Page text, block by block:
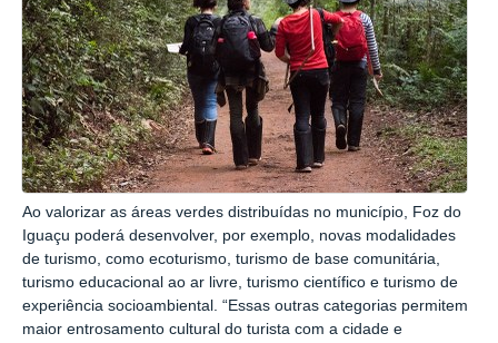
Ao valorizar as áreas verdes distribuídas no município, Foz do
Iguaçu poderá desenvolver, por exemplo, novas modalidades
de turismo, como ecoturismo, turismo de base comunitária,
turismo educacional ao ar livre, turismo científico e turismo de
experiência socioambiental. “Essas outras categorias permitem
maior entrosamento cultural do turista com a cidade e